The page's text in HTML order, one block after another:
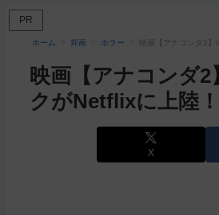
PR
ホーム 邦画 ホラー 映画【アナコンダ2】
映画【アナコンダ
クがNetflixに上陸！
X